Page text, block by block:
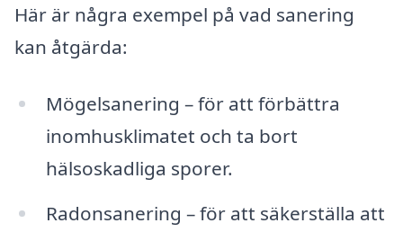
Här är några exempel på vad sanering
kan åtgärda:
Mögelsanering – för att förbättra
inomhusklimatet och ta bort
hälsoskadliga sporer.
Radonsanering – för att säkerställa att